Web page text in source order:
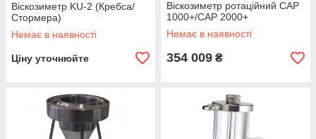
—
термін дії;
—
ціна.
Віскозиметри
підбираються щодо досліджуваної
середовища. Але потрібно вивчити всі параметри і
вигідний та ефективний.
Віскозиметр KU-2 (Кребса/
Стормера)
Немає в наявності
Ціну уточнюйте
Віскозиметр ротаційний CAP
1000+/CAP 2000+
Немає в наявності
354 009 ₴